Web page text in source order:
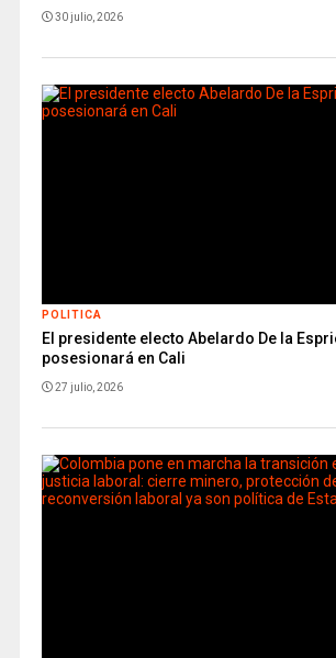
30 julio, 2026
POLITICA
El presidente electo Abelardo De la
posesionará en Cali
27 julio, 2026